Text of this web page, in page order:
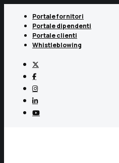
Portale fornitori
Portale dipendenti
Portale clienti
Whistleblowing